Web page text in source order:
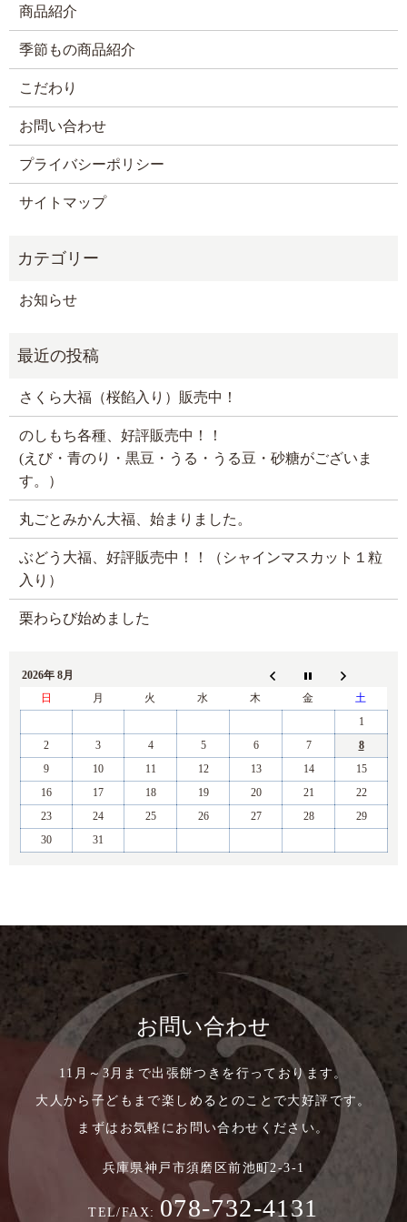
商品紹介
季節もの商品紹介
こだわり
お問い合わせ
プライバシーポリシー
サイトマップ
お知らせ
さくら大福（桜餡入り）販売中！
のしもち各種、好評販売中！！
(えび・青のり・黒豆・うる・うる豆・砂糖がございま
す。）
丸ごとみかん大福、始まりました。
ぶどう大福、好評販売中！！（シャインマスカット１粒
入り）
栗わらび始めました
2026年 8月
日
月 火 水 木 金
土
1
2
3 4 5 6 7
8
9
10 11 12 13 14
15
16
17 18 19 20 21
22
23
24 25 26 27 28
29
30
31
お問い合わせ
11月～3月まで出張餅つきを行っております。
大人から子どもまで楽しめるとのことで大好評です。
まずはお気軽にお問い合わせください。
兵庫県神戸市須磨区前池町2-3-1
TEL/FAX: 078-732-4131